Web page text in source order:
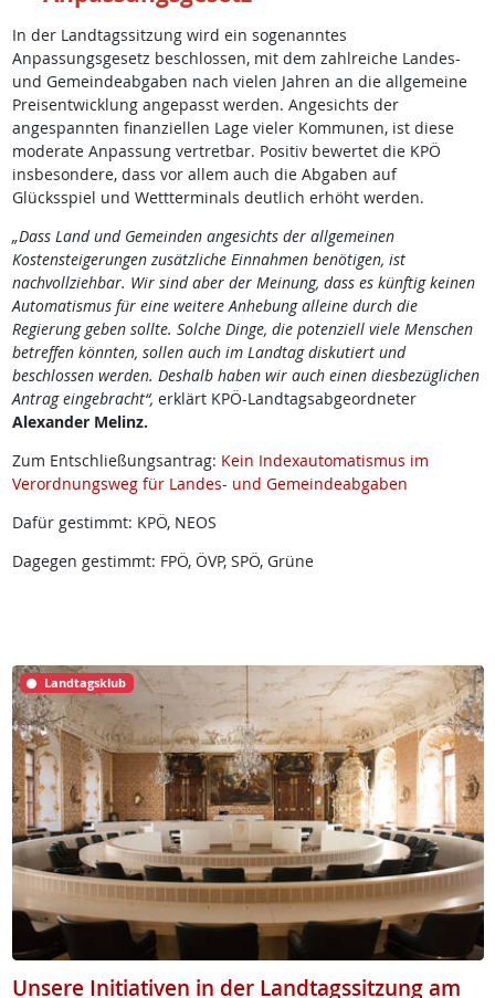
In der Landtagssitzung wird ein sogenanntes
Anpassungsgesetz beschlossen, mit dem zahlreiche Landes-
und Gemeindeabgaben nach vielen Jahren an die allgemeine
Preisentwicklung angepasst werden. Angesichts der
angespannten finanziellen Lage vieler Kommunen, ist diese
moderate Anpassung vertretbar. Positiv bewertet die KPÖ
insbesondere, dass vor allem auch die Abgaben auf
Glücksspiel und Wettterminals deutlich erhöht werden.
„Dass Land und Gemeinden angesichts der allgemeinen
Kostensteigerungen zusätzliche Einnahmen benötigen, ist
nachvollziehbar. Wir sind aber der Meinung, dass es künftig keinen
Automatismus für eine weitere Anhebung alleine durch die
Regierung geben sollte. Solche Dinge, die potenziell viele Menschen
betreffen könnten, sollen auch im Landtag diskutiert und
beschlossen werden. Deshalb haben wir auch einen diesbezüglichen
Antrag eingebracht“, erklärt KPÖ-Landtagsabgeordneter
Alexander Melinz.
Zum Entschließungsantrag: Kein Indexautomatismus im
Verordnungsweg für Landes- und Gemeindeabgaben
Dafür gestimmt: KPÖ, NEOS
Dagegen gestimmt: FPÖ, ÖVP, SPÖ, Grüne
Landtagsklub
Unsere Initiativen in der Landtagssitzung am